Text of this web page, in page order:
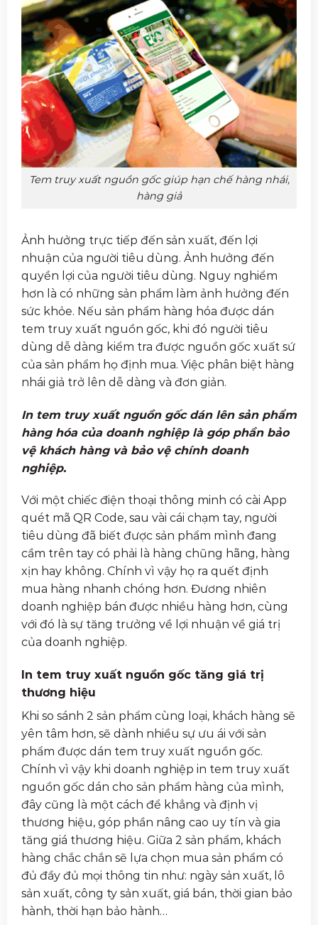
Tem truy xuất nguồn gốc giúp hạn chế hàng nhái,
hàng giả
Ảnh hưởng trực tiếp đến sản xuất, đến lợi
nhuận của người tiêu dùng. Ảnh hưởng đến
quyền lợi của người tiêu dùng. Nguy nghiểm
hơn là có những sản phẩm làm ảnh hưởng đến
sức khỏe. Nếu sản phẩm hàng hóa được dán
tem truy xuất nguồn gốc, khi đó người tiêu
dùng dễ dàng kiểm tra được nguồn gốc xuất sứ
của sản phẩm họ định mua. Việc phân biệt hàng
nhái giả trở lên dễ dàng và đơn giản.
In tem truy xuất nguồn gốc dán lên sản phẩm
hàng hóa của doanh nghiệp là góp phần bảo
vệ khách hàng và bảo vệ chính doanh
nghiệp.
Với một chiếc điện thoại thông minh có cài App
quét mã QR Code, sau vài cái chạm tay, người
tiêu dùng đã biết được sản phẩm mình đang
cầm trên tay có phải là hàng chũng hãng, hàng
xịn hay không. Chính vì vậy họ ra quết định
mua hàng nhanh chóng hơn. Đương nhiên
doanh nghiệp bán được nhiều hàng hơn, cùng
với đó là sự tăng trưởng về lợi nhuận về giá trị
của doanh nghiệp.
In tem truy xuất nguồn gốc tăng giá trị
thương hiệu
Khi so sánh 2 sản phẩm cùng loại, khách hàng sẽ
yên tâm hơn, sẽ dành nhiều sự ưu ái với sản
phẩm được dán tem truy xuất nguồn gốc.
Chính vì vậy khi doanh nghiệp in tem truy xuất
nguồn gốc dán cho sản phẩm hàng của mình,
đây cũng là một cách để khẳng và định vị
thương hiệu, góp phần nâng cao uy tín và gia
tăng giá thương hiệu. Giữa 2 sản phẩm, khách
hàng chắc chắn sẽ lựa chọn mua sản phẩm có
đủ đầy đủ mọi thông tin như: ngày sản xuất, lô
sản xuất, công ty sản xuất, giá bán, thời gian bảo
hành, thời hạn bảo hành…